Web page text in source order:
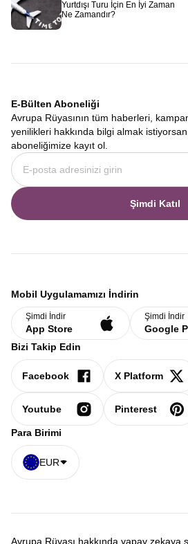
Yurtdışı Turu İçin En İyi Zaman
Ne Zamandır?
E-Bülten Aboneliği
Avrupa Rüyasının tüm haberleri,
yenilikleri hakkında bilgi almak
aboneliğimize kayıt ol.
Şimdi Katıl
Mobil Uygulamamızı İndirin
Şimdi İndir
App Store
Şimdi İndir
Google
Bizi Takip Edin
Facebook X Platform
Youtube Pinterest
Para Birimi
EUR
Avrupa Rüyası hakkında yapay zekaya